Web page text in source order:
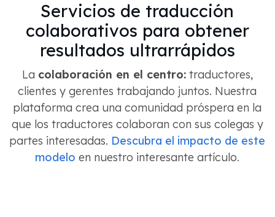
Servicios de traducción
colaborativos para obtener
resultados ultrarrápidos
La colaboración en el centro:traductores,
clientes y gerentes trabajando juntos. Nuestra
plataforma crea una comunidad próspera en la
que los traductores colaboran con sus colegas y
partes interesadas. Descubra el impacto de este
modelo en nuestro interesante artículo.